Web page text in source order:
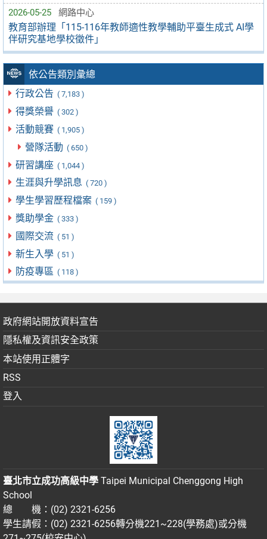
2026-05-25 網路中心
教育部辦理「115-116年教師適性教學輔助平臺生成式 AI學
伴研究基地學校徵件」
依公告類別彙總
行政公告 ( 7,183 )
得獎榮譽 ( 302 )
活動競賽 ( 1,905 )
營隊活動 ( 650 )
研習講座 ( 1,044 )
生涯與升學訊息 ( 720 )
學生學習歷程檔案 ( 159 )
獎助學金 ( 333 )
國際交流 ( 51 )
新生入學 ( 51 )
防疫專區 ( 118 )
政府網站開放資料宣告
隱私權及資訊安全政策
本站使用正體字
RSS
登入
臺北市立成功高級中學 Taipei Municipal Chenggong High
School
總 機：(02) 2321-6256
學生請假：(02) 2321-6256轉分機221~228(學務處)或分機